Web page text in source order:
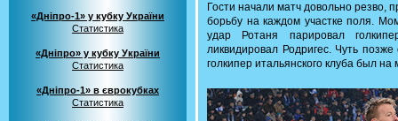
«Дніпро-1» у кубку України
Статистика
«Дніпро» у кубку України
Статистика
«Дніпро-1» в єврокубках
Статистика
Гости начали матч довольно резво,
борьбу на каждом участке поля.
удар Ротаня парировал
ликвидировал Родригес. Чуть
голкипер итальянского клуба был на